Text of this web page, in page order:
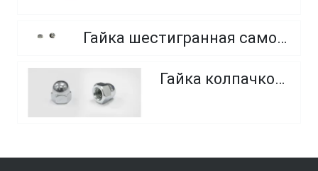
Гайка шестигранная самоконтрящаяся, с нейлоновым кольцом, из нержавеющей стали
Гайка колпачковая